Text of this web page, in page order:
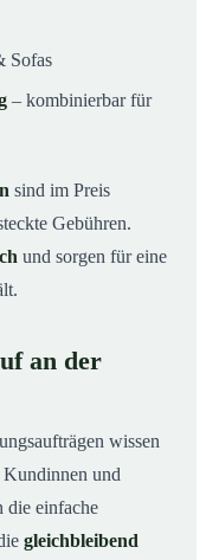
Sofas
– kombinierbar für
sind im Preis
Gebühren.
und sorgen für eine
an der
wissen
und
die einfache
gleichbleibend